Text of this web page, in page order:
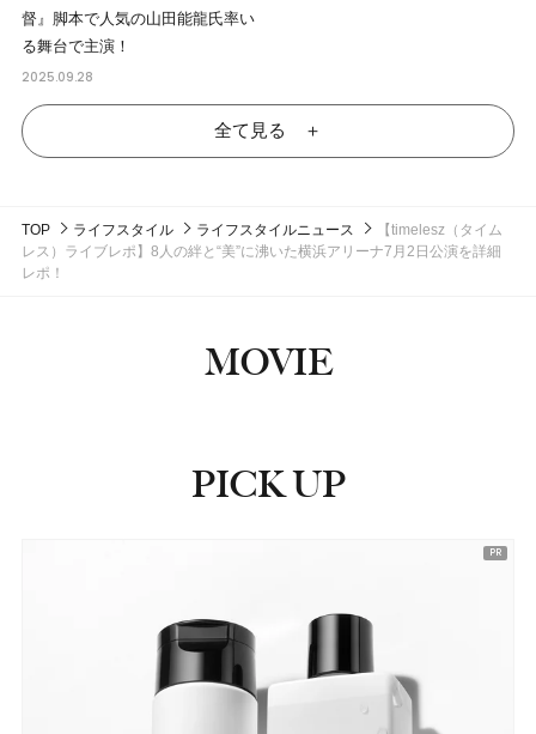
督』脚本で人気の山田能龍氏率い
る舞台で主演！
2025.09.28
全て見る ＋
TOP ライフスタイル ライフスタイルニュース
【timelesz（タイム
レス）ライブレポ】8人の絆と“美”に沸いた横浜アリーナ7月2日公演を詳細
レポ！
MOVIE
PICK UP